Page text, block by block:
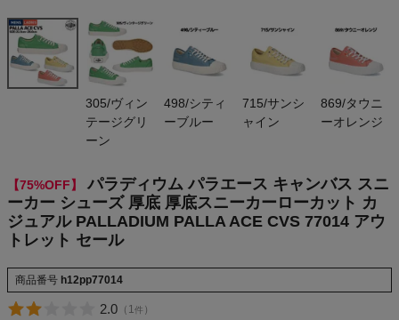
CHUMS
もっと見る
メンズカジュアルウェア
レディースカジュアルウェア
305/ヴィン
テージグリ
ーン
498/シティ
ーブルー
715/サンシ
ャイン
869/タウニ
ーオレンジ
【75%OFF】
パラディウム パラエース キャンバス スニ
ーカー シューズ 厚底 厚底スニーカーローカット カ
ジュアル PALLADIUM PALLA ACE CVS 77014 アウ
トレット セール
商品番号 h12pp77014
2.0 （ 1件 ）